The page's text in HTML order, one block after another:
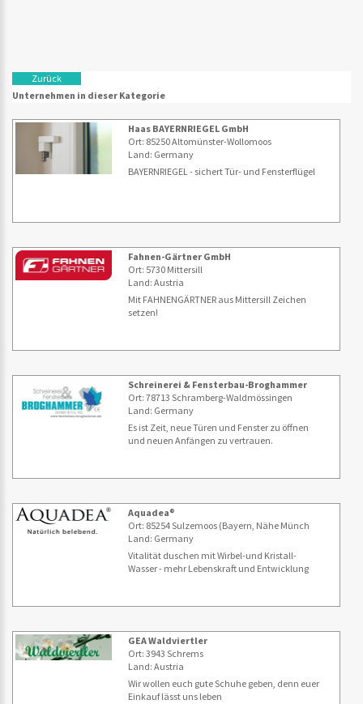
Zurück
Unternehmen in dieser Kategorie
Haas BAYERNRIEGEL GmbH
Ort: 85250 Altomünster-Wollomoos
Land: Germany
BAYERNRIEGEL - sichert Tür- und Fensterflügel
Fahnen-Gärtner GmbH
Ort: 5730 Mittersill
Land: Austria
Mit FAHNENGÄRTNER aus Mittersill Zeichen
setzen!
Schreinerei & Fensterbau-Broghammer
Ort: 78713 Schramberg-Waldmössingen
Land: Germany
Es ist Zeit, neue Türen und Fenster zu öffnen
und neuen Anfängen zu vertrauen.
Aquadea®
Ort: 85254 Sulzemoos (Bayern, Nähe Münch
Land: Germany
Vitalität duschen mit Wirbel-und Kristall-
Wasser - mehr Lebenskraft und Entwicklung
GEA Waldviertler
Ort: 3943 Schrems
Land: Austria
Wir wollen euch gute Schuhe geben, denn euer
Einkauf lässt uns leben